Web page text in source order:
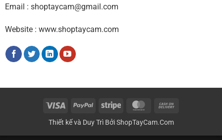
Email : shoptaycam@gmail.com
Website : www.shoptaycam.com
Visa PayPal Stripe MasterCard
Thiết kế và Duy Trì BởiShopTayCam.Com